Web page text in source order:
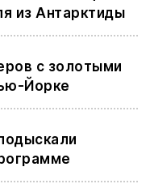
из Антарктиды
с золотыми
Йорке